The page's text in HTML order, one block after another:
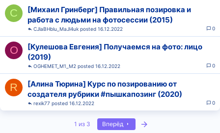
C
[Михаил Гринберг] Правильная позировка и
работа с людьми на фотосессии (2015)
0
16.12.2022
CJlaBHblu_MaJl4uk
O
[Кулешова Евгения] Получаемся на фото: лицо
(2019)
0
16.12.2022
OGHEMET_M1_M2
R
[Алина Тюрина] Курс по позированию от
создателя рубрики #пышкапозинг (2020)
0
16.12.2022
rexik77
1 из 3 Вперёд